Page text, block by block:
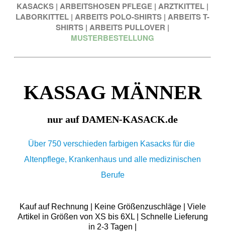
KASACKS | ARBEITSHOSEN PFLEGE | ARZTKITTEL |
LABORKITTEL | ARBEITS POLO-SHIRTS | ARBEITS T-
SHIRTS | ARBEITS PULLOVER |
MUSTERBESTELLUNG
KASSAG MÄNNER
nur auf DAMEN-KASACK.de
Über 750 verschieden farbigen Kasacks für die
Altenpflege, Krankenhaus und alle medizinischen
Berufe
Kauf auf Rechnung | Keine Größenzuschläge | Viele
Artikel in Größen von XS bis 6XL | Schnelle Lieferung
in 2-3 Tagen |